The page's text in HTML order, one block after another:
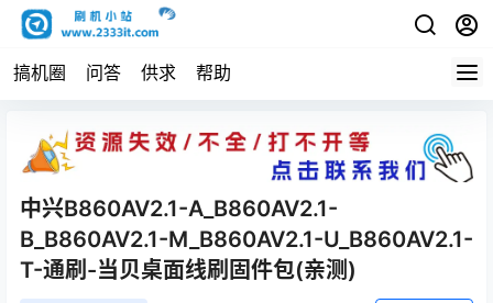
搞机圈 问答 供求 帮助
中兴B860AV2.1-A_B860AV2.1-
B_B860AV2.1-M_B860AV2.1-U_B860AV2.1-
T-通刷-当贝桌面线刷固件包(亲测)